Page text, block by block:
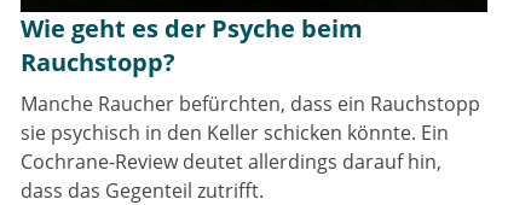
Wie geht es der Psyche beim
Rauchstopp?
Manche Raucher befürchten, dass ein Rauchstopp
sie psychisch in den Keller schicken könnte. Ein
Cochrane-Review deutet allerdings darauf hin,
dass das Gegenteil zutrifft.